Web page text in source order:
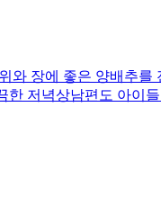
와 장에 좋은 양배추
한 저녁상남편도 아이